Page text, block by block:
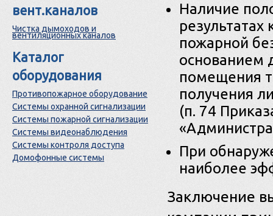
вент.каналов
Чистка дымоходов и
вентиляционных каналов
Каталог
оборудования
Противопожарное оборудование
Системы охранной сигнализации
Системы пожарной сигнализации
Системы видеонаблюдения
Системы контроля доступа
Домофонные системы
Наличие
пожарной
основанием
помещения
получения
(п. 74
При
наиболее
Заключение